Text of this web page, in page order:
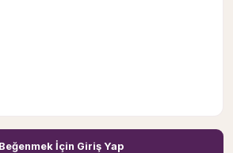
İçin Giriş Yap